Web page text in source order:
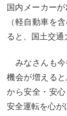
国内メーカー
（軽自動車を
ると、国土交通
みなさんも今
機会が増える
から安全・安
安全運転を心が